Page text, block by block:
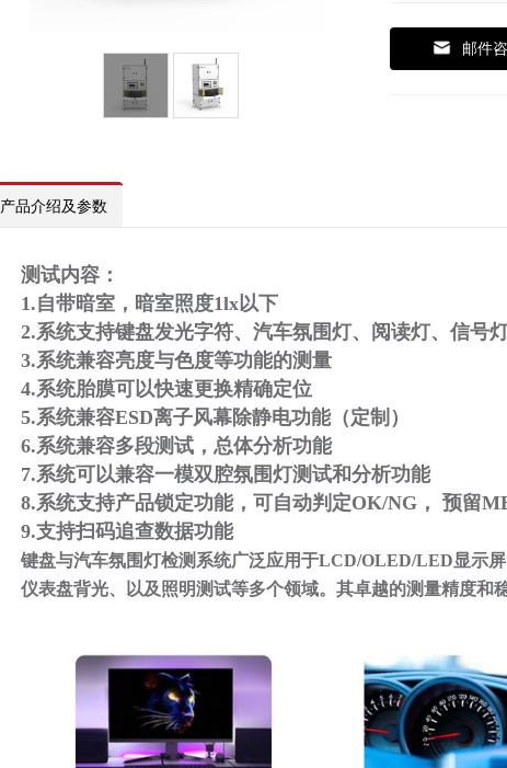
邮件
产品介绍及参数
测试内容：
1.自带暗室，暗室照度1lx以下
2.系统支持键盘发光字符、汽车氛围灯、阅读灯、信号
3.系统兼容亮度与色度等功能的测量
4.系统胎膜可以快速更换精确定位
5.系统兼容ESD离子风幕除静电功能（定制）
6.系统兼容多段测试，总体分析功能
7.系统可以兼容一模双腔氛围灯测试和分析功能
8.系统支持产品锁定功能，可自动判定OK/NG， 预留
9.支持扫码追查数据功能
键盘与汽车氛围灯检测系统广泛应用于LCD/OLED/LED显示
仪表盘背光、以及照明测试等多个领域。其卓越的测量精度和